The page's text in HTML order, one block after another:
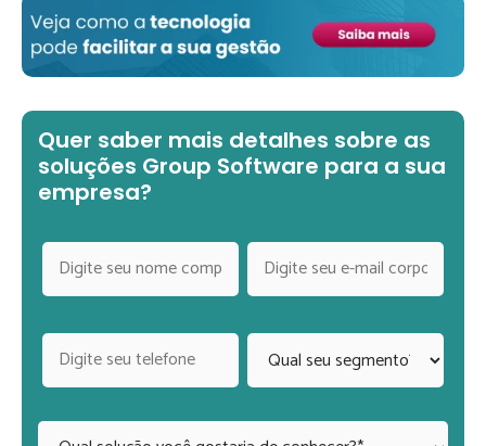
Quer saber mais detalhes sobre as
soluções Group Software para a sua
empresa?